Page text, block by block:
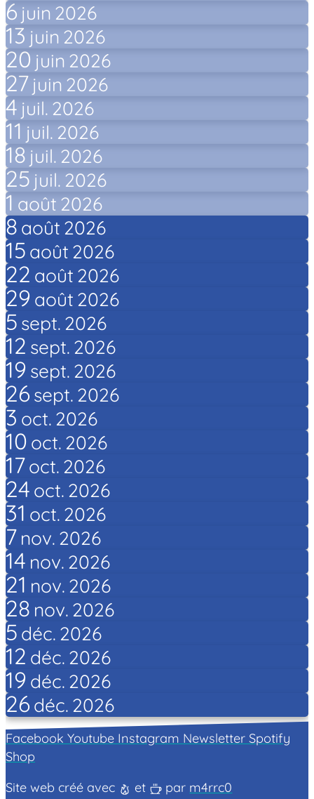
6 juin 2026
13 juin 2026
20 juin 2026
27 juin 2026
4 juil. 2026
11 juil. 2026
18 juil. 2026
25 juil. 2026
1 août 2026
8 août 2026
15 août 2026
22 août 2026
29 août 2026
5 sept. 2026
12 sept. 2026
19 sept. 2026
26 sept. 2026
3 oct. 2026
10 oct. 2026
17oct. 2026
24 oct. 2026
31 oct. 2026
7 nov. 2026
14 nov. 2026
21 nov. 2026
28 nov. 2026
5 déc. 2026
12 déc. 2026
19 déc. 2026
26 déc. 2026
Facebook Youtube Instagram Newsletter Spotify
Shop
Site web créé avec
et par m4rrc0